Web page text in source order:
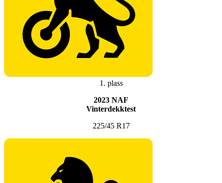
1. plass
2023 NAF
Vinterdekktest
225/45 R17